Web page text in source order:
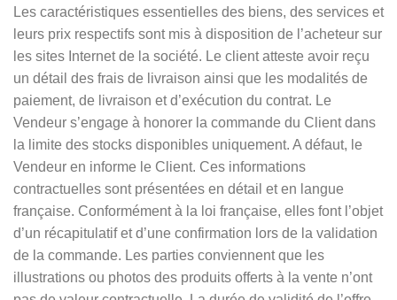
Les caractéristiques essentielles des biens, des services et
leurs prix respectifs sont mis à disposition de l’acheteur sur
les sites Internet de la société. Le client atteste avoir reçu
un détail des frais de livraison ainsi que les modalités de
paiement, de livraison et d’exécution du contrat. Le
Vendeur s’engage à honorer la commande du Client dans
la limite des stocks disponibles uniquement. A défaut, le
Vendeur en informe le Client. Ces informations
contractuelles sont présentées en détail et en langue
française. Conformément à la loi française, elles font l’objet
d’un récapitulatif et d’une confirmation lors de la validation
de la commande. Les parties conviennent que les
illustrations ou photos des produits offerts à la vente n’ont